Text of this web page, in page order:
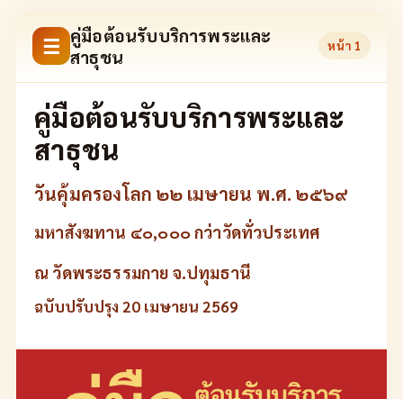
☰ คู่มือต้อนรับบริการพระและ
สาธุชน
หน้า 1
คู่มือต้อนรับบริการพระและ
สาธุชน
วันคุ้มครองโลก ๒๒ เมษายน พ.ศ. ๒๕๖๙
มหาสังฆทาน ๔๐,๐๐๐ กว่าวัดทั่วประเทศ
ณ วัดพระธรรมกาย จ.ปทุมธานี
ฉบับปรับปรุง 20 เมษายน 2569